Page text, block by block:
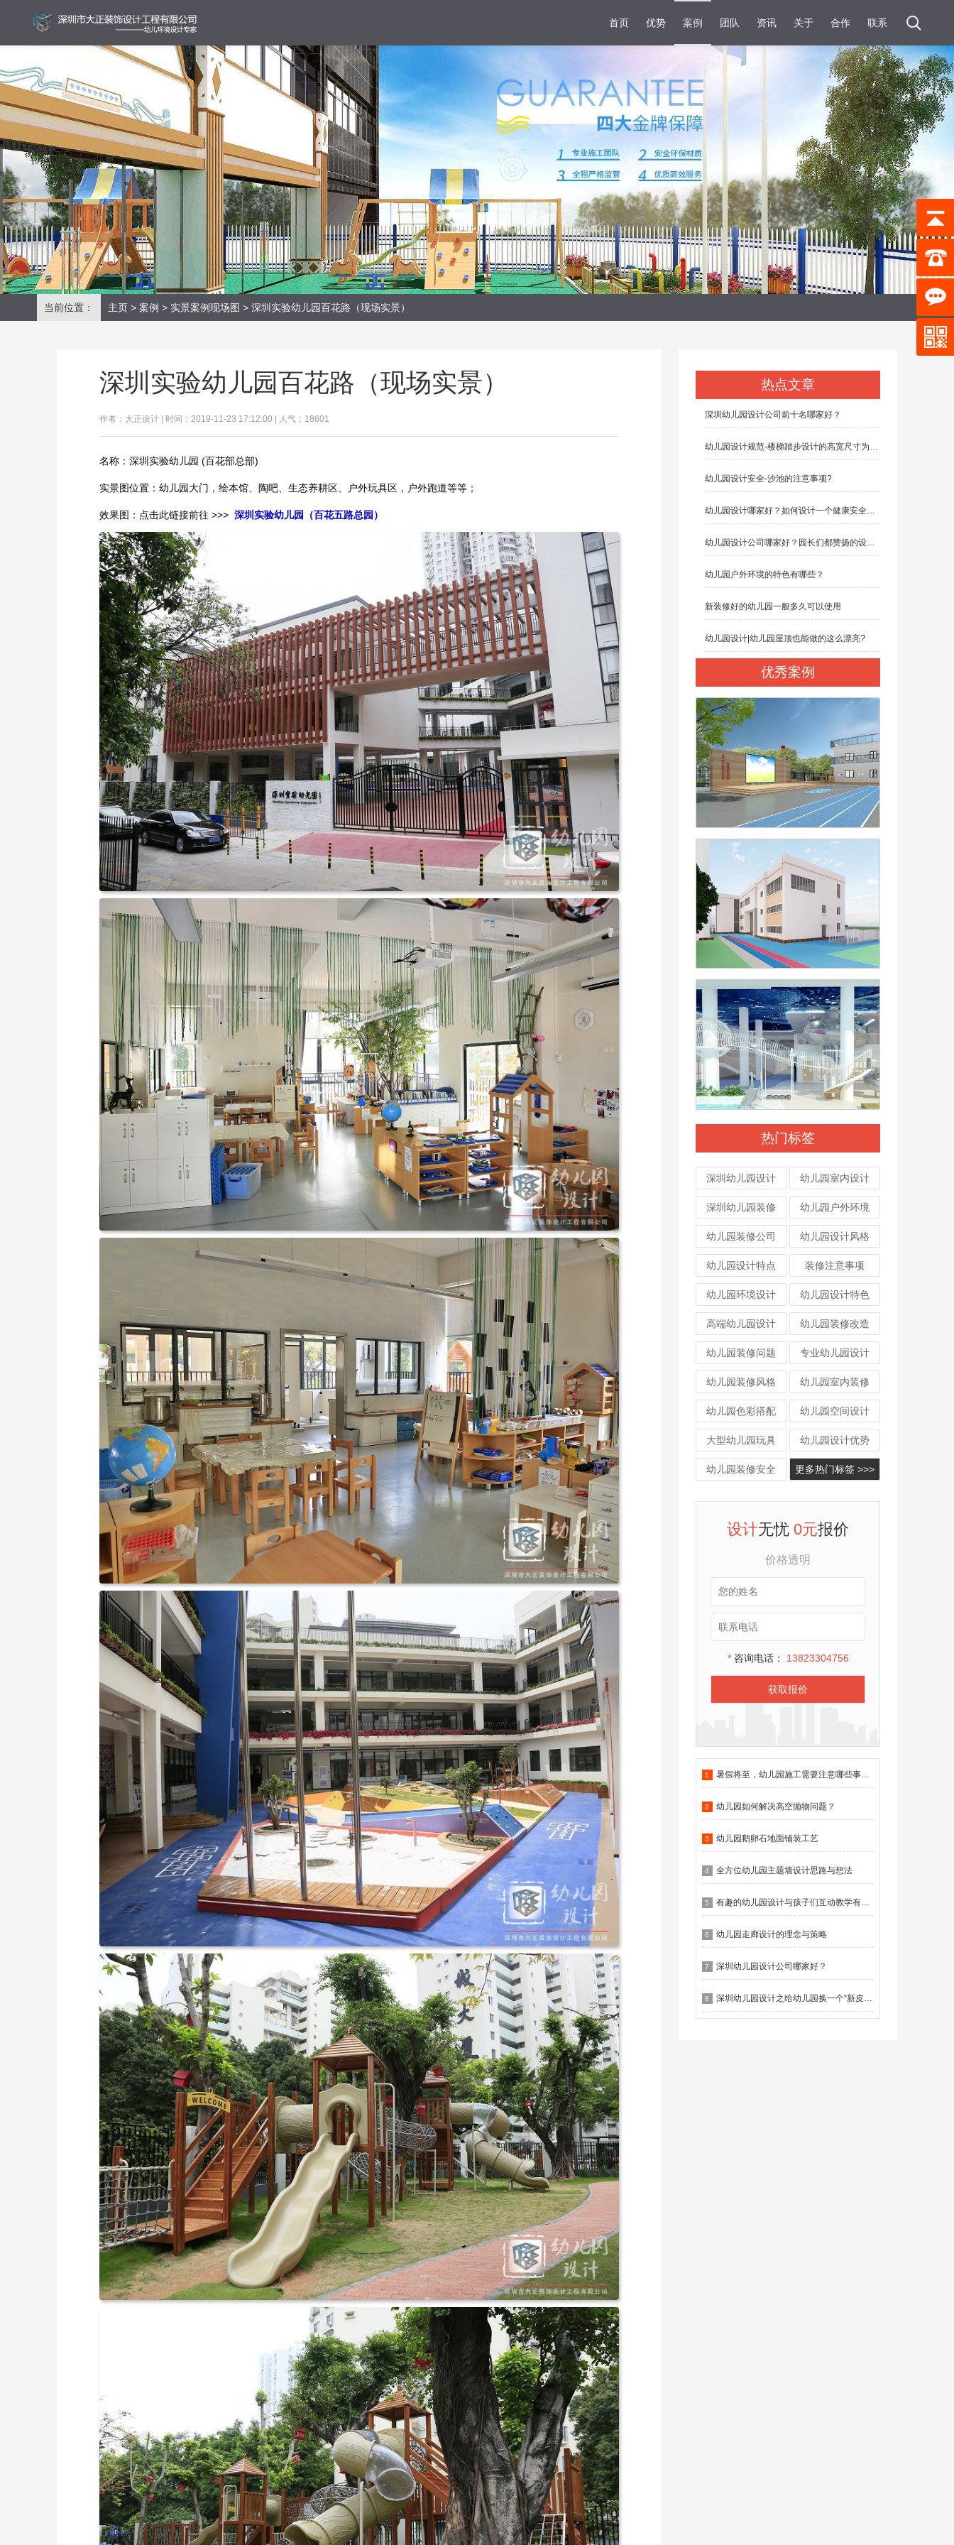
首页 优势 案例 团队 资讯 关于 合作 联系
当前位置： 主页 > 案例 > 实景案例现场图 > 深圳实验幼儿园百花路（现场实景）
深圳实验幼儿园百花路（现场实景）
作者：大正设计 | 时间：2019-11-23 17:12:00 | 人气：18601
名称：深圳实验幼儿园 (百花部总部)
实景图位置：幼儿园大门，绘本馆、陶吧、生态养耕区、户外玩具区，户外跑道等等；
效果图：点击此链接前往 >>> 深圳实验幼儿园（百花五路总园）
热点文章
深圳幼儿园设计公司前十名哪家好？
幼儿园设计规范-楼梯踏步设计的高宽尺寸为多少？
幼儿园设计安全-沙池的注意事项?
幼儿园设计哪家好？如何设计一个健康安全的幼儿园
幼儿园设计公司哪家好？园长们都赞扬的设计公司有哪些？
幼儿园户外环境的特色有哪些？
新装修好的幼儿园一般多久可以使用
幼儿园设计|幼儿园屋顶也能做的这么漂亮?
优秀案例
热门标签
深圳幼儿园设计 幼儿园室内设计
深圳幼儿园装修 幼儿园户外环境
幼儿园装修公司 幼儿园设计风格
幼儿园设计特点 装修注意事项
幼儿园环境设计 幼儿园设计特色
高端幼儿园设计 幼儿园装修改造
幼儿园装修问题 专业幼儿园设计
幼儿园装修风格 幼儿园室内装修
幼儿园色彩搭配 幼儿园空间设计
大型幼儿园玩具 幼儿园设计优势
幼儿园装修安全 更多热门标签 >>>
设计无忧0元报价
价格透明
*咨询电话： 13823304756
获取报价
1 暑假将至，幼儿园施工需要注意哪些事项？
2 幼儿园如何解决高空抛物问题？
3 幼儿园鹅卵石地面铺装工艺
4 全方位幼儿园主题墙设计思路与想法
5 有趣的幼儿园设计与孩子们互动教学有什么作用？
6 幼儿园走廊设计的理念与策略
7 深圳幼儿园设计公司哪家好？
8 深圳幼儿园设计之给幼儿园换一个“新皮肤”